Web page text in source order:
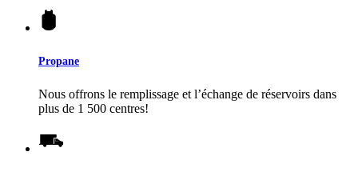
Propane
Nous offrons le remplissage et l’échange de réservoirs dans
plus de 1 500 centres!